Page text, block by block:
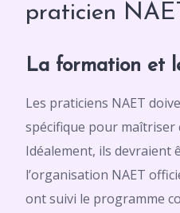
praticien
La formation et
Les praticiens NAET
spécifique pour maîtriser
Idéalement, ils devraient
l’organisation NAET
ont suivi le programme